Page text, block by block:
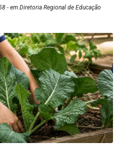
- em Diretoria Regional de Educação